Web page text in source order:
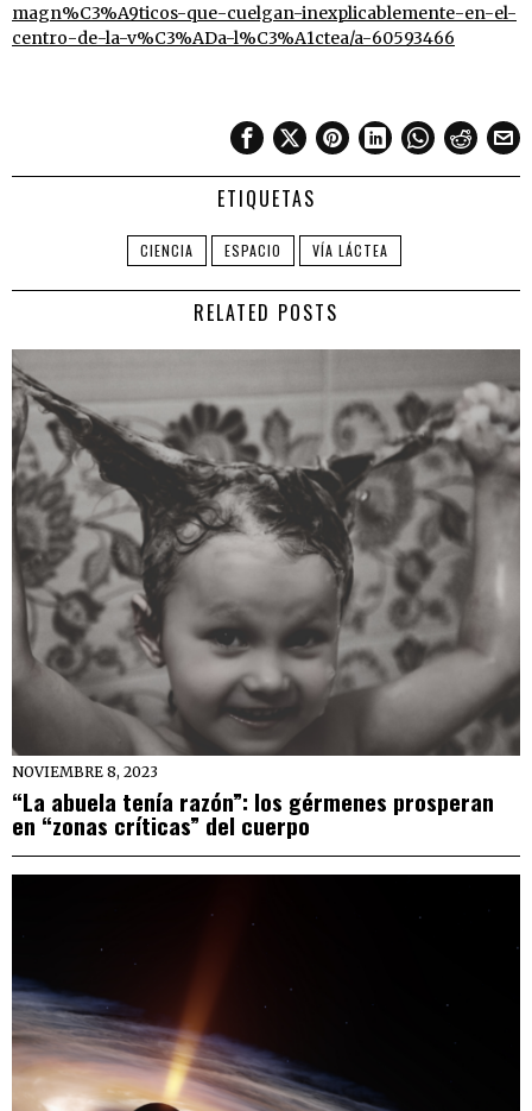
magn%C3%A9ticos-que-cuelgan-inexplicablemente-en-el-
centro-de-la-v%C3%ADa-l%C3%A1ctea/a-60593466
ETIQUETAS
CIENCIA ESPACIO VÍA LÁCTEA
RELATED POSTS
NOVIEMBRE 8, 2023
“La abuela tenía razón”: los gérmenes prosperan
en “zonas críticas” del cuerpo